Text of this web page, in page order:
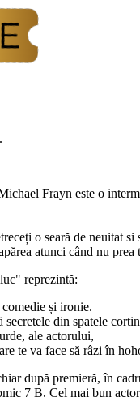
Frayn este o
o seară de neuitat si
atunci când nu prea
reprezintă:
și ironie.
din spatele
ale actorului,
te va face să râzi în
după premieră, în
7 B, Cel mai bun